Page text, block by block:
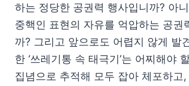
하는 정당한 공권력 행사입니까? 아
중핵인 표현의 자유를 억압하는 공권
까? 그리고 앞으로도 어렵지 않게 발
한 ‘쓰레기통 속 태극기’는 어찌해야
집념으로 추적해 모두 잡아 체포하고